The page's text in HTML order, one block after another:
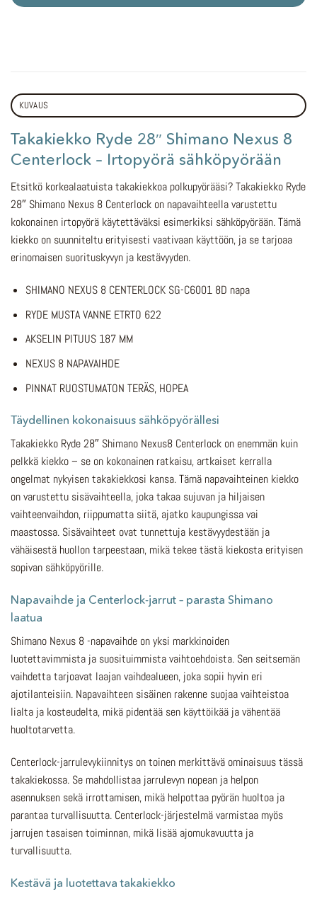
KUVAUS
Takakiekko Ryde 28″ Shimano Nexus 8
Centerlock – Irtopyörä sähköpyörään
Etsitkö korkealaatuista takakiekkoa polkupyörääsi? Takakiekko Ryde
28″ Shimano Nexus 8 Centerlock on napavaihteella varustettu
kokonainen irtopyörä käytettäväksi esimerkiksi sähköpyörään. Tämä
kiekko on suunniteltu erityisesti vaativaan käyttöön, ja se tarjoaa
erinomaisen suorituskyvyn ja kestävyyden.
SHIMANO NEXUS 8 CENTERLOCK SG-C6001 8D napa
RYDE MUSTA VANNE ETRTO 622
AKSELIN PITUUS 187 MM
NEXUS 8 NAPAVAIHDE
PINNAT RUOSTUMATON TERÄS, HOPEA
Täydellinen kokonaisuus sähköpyörällesi
Takakiekko Ryde 28″ Shimano Nexus8 Centerlock on enemmän kuin
pelkkä kiekko – se on kokonainen ratkaisu, artkaiset kerralla
ongelmat nykyisen takakiekkosi kansa. Tämä napavaihteinen kiekko
on varustettu sisävaihteella, joka takaa sujuvan ja hiljaisen
vaihteenvaihdon, riippumatta siitä, ajatko kaupungissa vai
maastossa. Sisävaihteet ovat tunnettuja kestävyydestään ja
vähäisestä huollon tarpeestaan, mikä tekee tästä kiekosta erityisen
sopivan sähköpyörille.
Napavaihde ja Centerlock-jarrut – parasta Shimano
laatua
Shimano Nexus 8 -napavaihde on yksi markkinoiden
luotettavimmista ja suosituimmista vaihtoehdoista. Sen seitsemän
vaihdetta tarjoavat laajan vaihdealueen, joka sopii hyvin eri
ajotilanteisiin. Napavaihteen sisäinen rakenne suojaa vaihteistoa
lialta ja kosteudelta, mikä pidentää sen käyttöikää ja vähentää
huoltotarvetta.
Centerlock-jarrulevykiinnitys on toinen merkittävä ominaisuus tässä
takakiekossa. Se mahdollistaa jarrulevyn nopean ja helpon
asennuksen sekä irrottamisen, mikä helpottaa pyörän huoltoa ja
parantaa turvallisuutta. Centerlock-järjestelmä varmistaa myös
jarrujen tasaisen toiminnan, mikä lisää ajomukavuutta ja
turvallisuutta.
Kestävä ja luotettava takakiekko